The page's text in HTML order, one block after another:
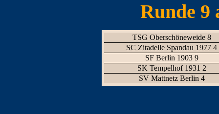
Runde 9
TSG Oberschöneweide 8
SC Zitadelle Spandau 1977 4
SF Berlin 1903 9
SK Tempelhof 1931 2
SV Mattnetz Berlin 4